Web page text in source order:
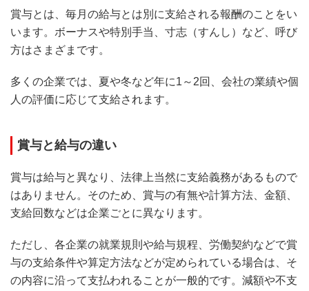
賞与とは、毎月の給与とは別に支給される報酬のことをい
います。ボーナスや特別手当、寸志（すんし）など、呼び
方はさまざまです。
多くの企業では、夏や冬など年に1～2回、会社の業績や個
人の評価に応じて支給されます。
賞与と給与の違い
賞与は給与と異なり、法律上当然に支給義務があるもので
はありません。そのため、賞与の有無や計算方法、金額、
支給回数などは企業ごとに異なります。
ただし、各企業の就業規則や給与規程、労働契約などで賞
与の支給条件や算定方法などが定められている場合は、そ
の内容に沿って支払われることが一般的です。減額や不支